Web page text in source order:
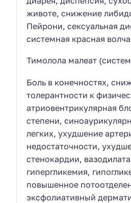
животе, снижение
Пейрони, сексуальная
системная красная
Тимолола малеат
Боль в конечностях,
толерантности к
атриовентрикулярная
степени,
легких, ухудшение
недостаточности,
стенокардии,
гипергликемия,
повышенное
эксфолиативный